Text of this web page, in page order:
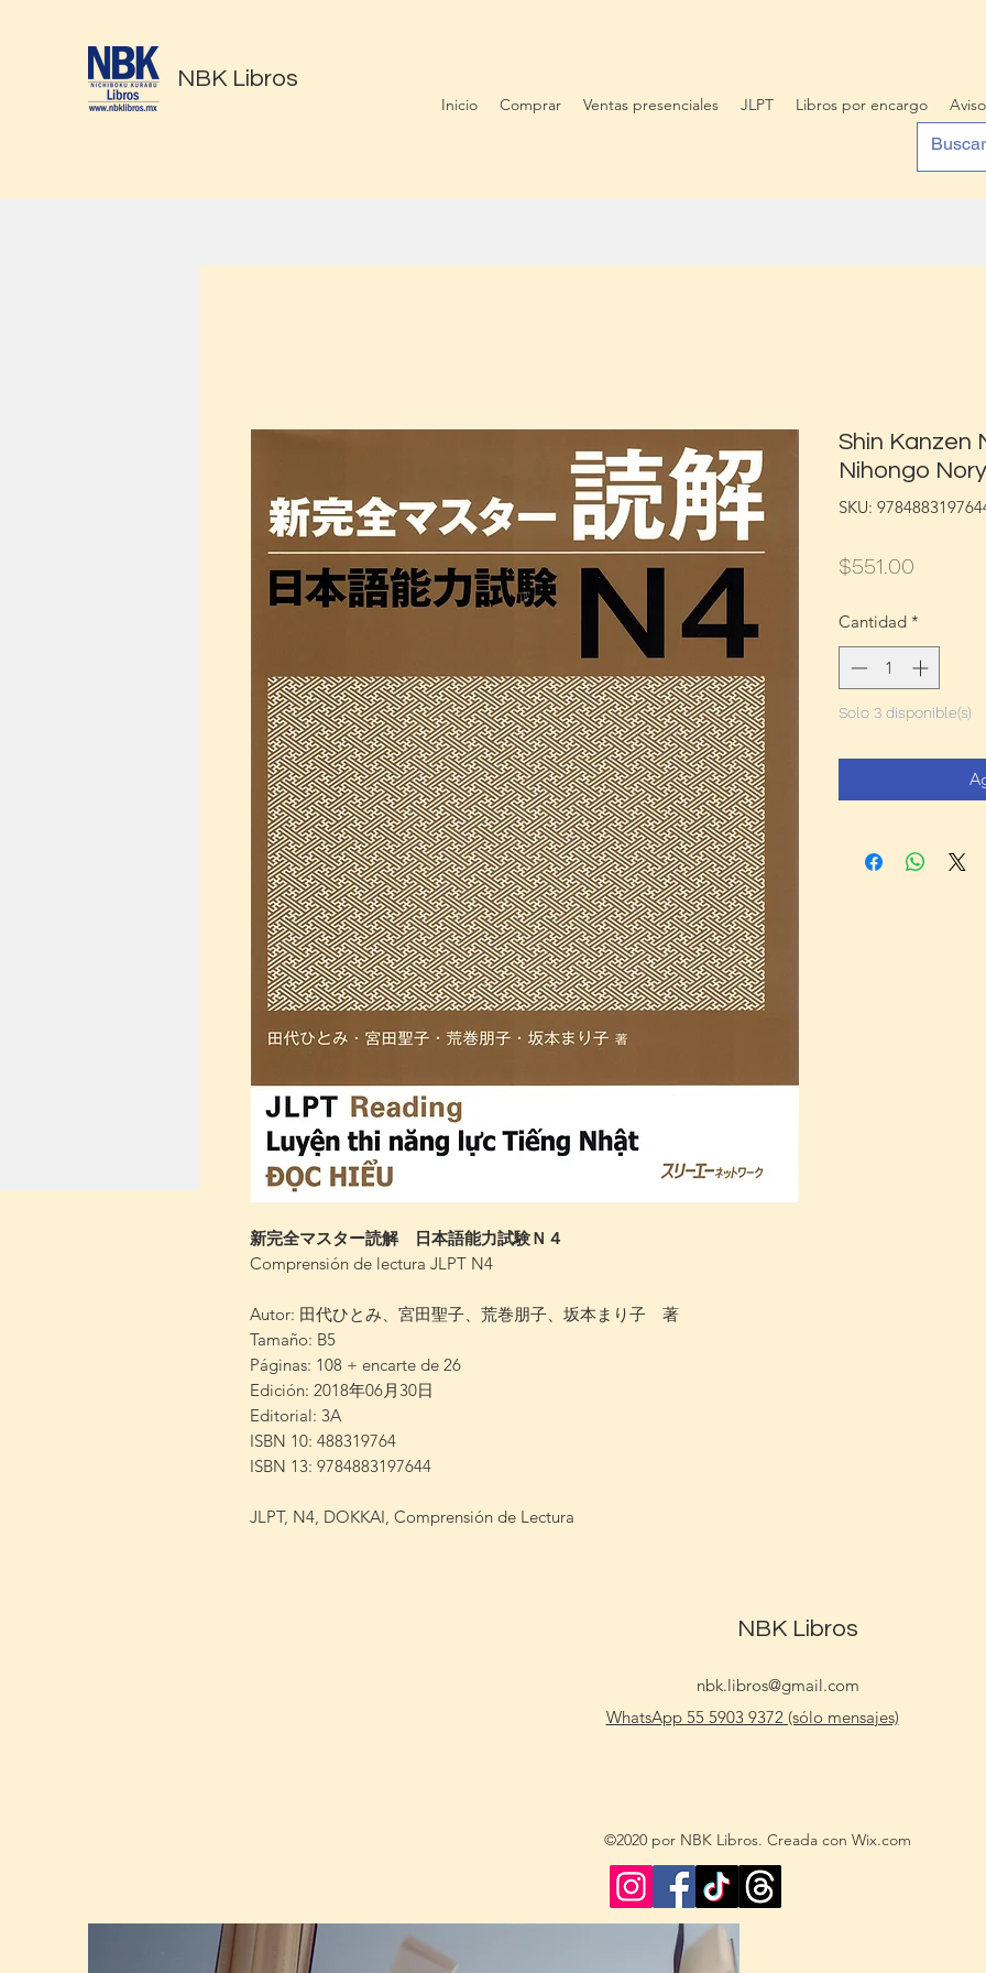
NBK Libros
Inicio Comprar Ventas presenciales JLPT Libros por encargo
新完全マスター読解 日本語能力試験Ｎ４
Comprensión de lectura JLPT N4
Autor: 田代ひとみ、宮田聖子、荒巻朋子、坂本まり子 著
Tamaño: B5
Páginas: 108 + encarte de 26
Edición: 2018年06月30日
Editorial: 3A
ISBN 10: 488319764
ISBN 13: 9784883197644
JLPT, N4, DOKKAI, Comprensión de Lectura
Shin Kanzen
Nihongo
SKU:
$551.00
Cantidad *
Solo 3 disponible(s)
NBK Libros
nbk.libros@gmail.com
WhatsApp 55 5903 9372 (sólo mensajes)
©2020 por NBK Libros. Creada con Wix.com